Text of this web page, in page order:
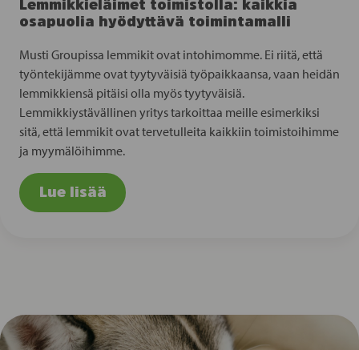
Lemmikkieläimet toimistolla: kaikkia
osapuolia hyödyttävä toimintamalli
Musti Groupissa lemmikit ovat intohimomme. Ei riitä, että
työntekijämme ovat tyytyväisiä työpaikkaansa, vaan heidän
lemmikkiensä pitäisi olla myös tyytyväisiä.
Lemmikkiystävällinen yritys tarkoittaa meille esimerkiksi
sitä, että lemmikit ovat tervetulleita kaikkiin toimistoihimme
ja myymälöihimme.
Lue lisää